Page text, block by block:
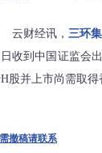
云财经讯， 三环
收到中国证监会
股并上市尚需取
撤稿请联系